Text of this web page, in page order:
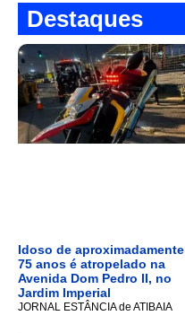
Destaques
Idoso de aproximadamente
75 anos é atropelado na
Avenida Dom Pedro II, no
Jardim Imperial
JORNAL ESTÂNCIA de ATIBAIA